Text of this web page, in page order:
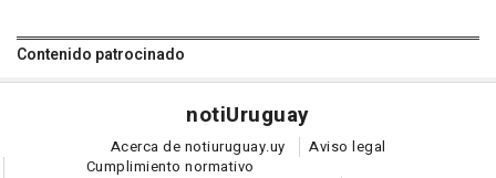
Contenido patrocinado
notiUruguay
Acerca de notiuruguay.uy
Aviso legal
Cumplimiento normativo